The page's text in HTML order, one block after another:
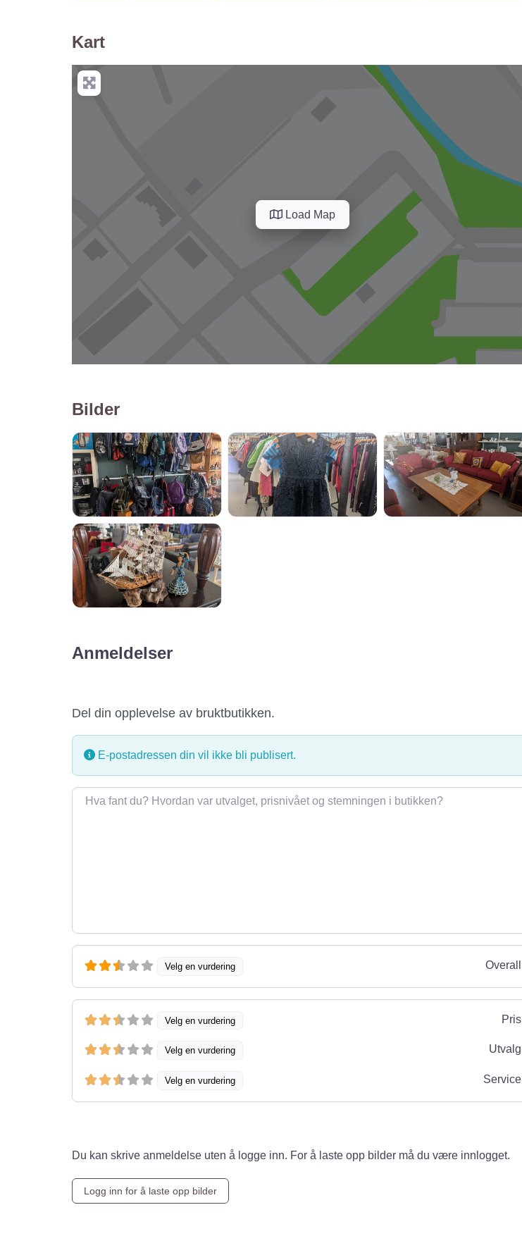
Kart
Load Map
Bilder
Anmeldelser
Del din opplevelse av bruktbutikken.
E-postadressen din vil ikke bli publisert.
Omtale
Velg en vurdering Overall
Velg en vurdering Pris
Velg en vurdering Utvalg
Velg en vurdering Service
Du kan skrive anmeldelse uten å logge inn. For å laste opp bilder må du være innlogget.
Logg inn for å laste opp bilder